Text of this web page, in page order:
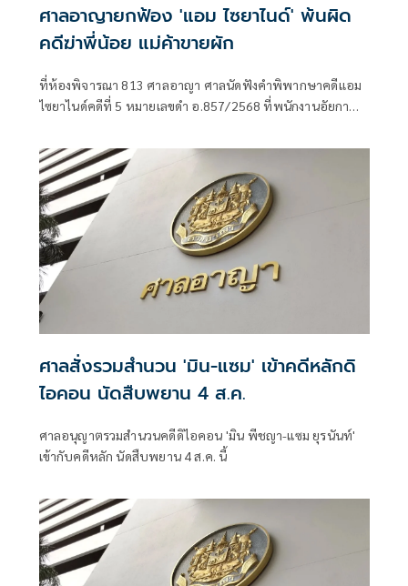
ศาลอาญายกฟ้อง 'แอม ไซยาไนด์' พ้นผิด
คดีฆ่าพี่น้อย แม่ค้าขายผัก
ที่ห้องพิจารณา 813 ศาลอาญา ศาลนัดฟังคำพิพากษาคดีแอม
ไซยาไนด์คดีที่ 5 หมายเลขดำ อ.857/2568 ที่พนักงานอัยกา
ศาลสั่งรวมสำนวน 'มิน-แซม' เข้าคดีหลักดิ
ไอคอน นัดสืบพยาน 4 ส.ค.
ศาลอนุญาตรวมสำนวนคดีดิไอคอน 'มิน พีชญา-แซม ยุรนันท์'
เข้ากับคดีหลัก นัดสืบพยาน 4 ส.ค. นี้